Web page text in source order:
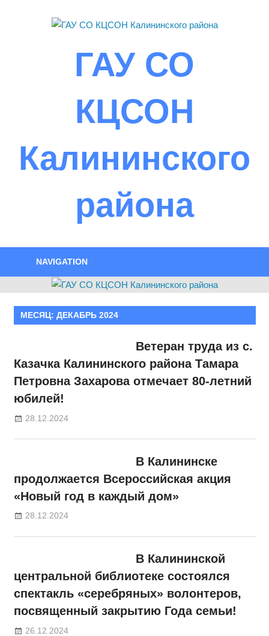
ГАУ СО
КЦСОН
Калининского
района
NAVIGATION
МЕСЯЦ: ДЕКАБРЬ 2024
Ветеран труда из с.
Казачка Калининского района Тамара
Петровна Захарова отмечает 80-летний
юбилей!
28.12.2024
В Калининске
продолжается Всероссийская акция
«Новый год в каждый дом»
28.12.2024
В Калининской
центральной библиотеке состоялся
спектакль «серебряных» волонтеров,
посвященный закрытию Года семьи!
26.12.2024